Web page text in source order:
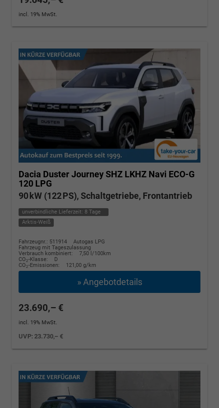
incl. 19% MwSt.
Dacia DusterJourney SHZ LKHZ Navi ECO-G
120 LPG
90 kW (122 PS), Schaltgetriebe, Frontantrieb
unverbindliche Lieferzeit: 8 Tage
Arktis-Weiß
Fahrzeugnr.: 511914
Autogas LPG
Fahrzeug mit Tageszulassung
Verbrauch kombiniert:
7,50 l/100km
CO2-Klasse:
D
CO2-Emissionen: 121,00 g/km
» Angebotdetails
23.690,– €
incl. 19% MwSt.
UVP:23.730,– €